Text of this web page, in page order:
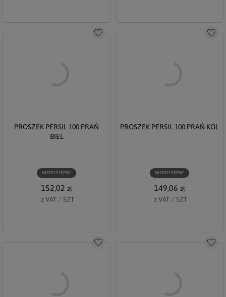
Do schowka
PROSZEK PERSIL 100 PRAŃ
BIEL
NIEDOSTĘPNY
152,02 zł
z VAT / SZT
Do
PROSZEK PERSIL 100 PRAŃ KOL
NIEDOSTĘPNY
149,06 zł
z VAT / SZT
Do schowka Do